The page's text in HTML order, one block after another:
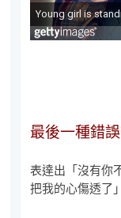
最後一種錯
表達出「沒有你
把我的心傷透了